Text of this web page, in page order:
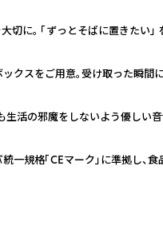
に。 「ずっとそばに置きたい
クスをご用意。受け取った瞬間
活の邪魔をしないよう優しい音
規格「CEマーク」に準拠し、